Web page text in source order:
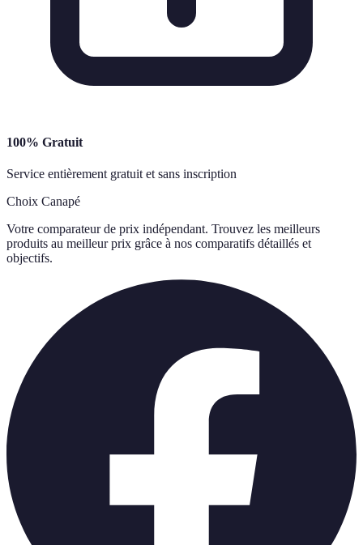
100% Gratuit
Service entièrement gratuit et sans inscription
Choix Canapé
Votre comparateur de prix indépendant. Trouvez les meilleurs
produits au meilleur prix grâce à nos comparatifs détaillés et
objectifs.